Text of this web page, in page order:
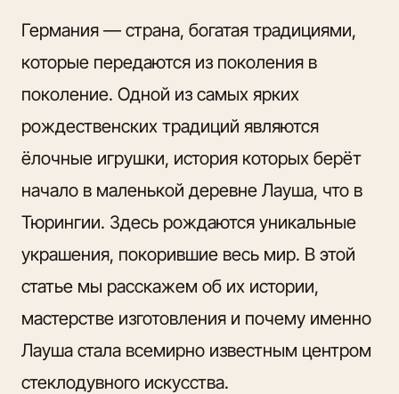
Германия — страна, богатая традициями,
которые передаются из поколения в
поколение. Одной из самых ярких
рождественских традиций являются
ёлочные игрушки, история которых берёт
начало в маленькой деревне Лауша, что в
Тюрингии. Здесь рождаются уникальные
украшения, покорившие весь мир. В этой
статье мы расскажем об их истории,
мастерстве изготовления и почему именно
Лауша стала всемирно известным центром
стеклодувного искусства.